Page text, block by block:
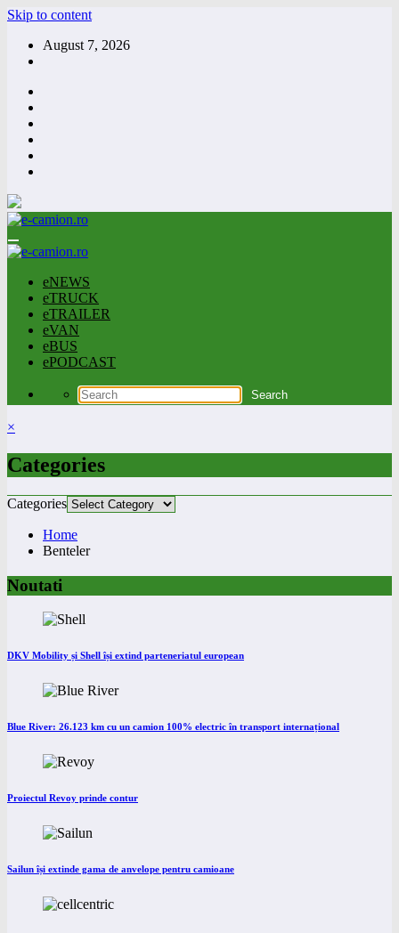
Skip to content
August 7, 2026
eNEWS
eTRUCK
eTRAILER
eVAN
eBUS
ePODCAST
×
Categories
Categories
Home
Benteler
Noutati
DKV Mobility și Shell își extind parteneriatul european
Blue River: 26.123 km cu un camion 100% electric în transport internațional
Proiectul Revoy prinde contur
Sailun își extinde gama de anvelope pentru camioane